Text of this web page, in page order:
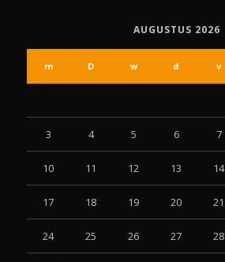
AUGUSTUS 2026
m D w d v
3 4 5 6 7
10 11 12 13 14
17 18 19 20 21
24 25 26 27 28